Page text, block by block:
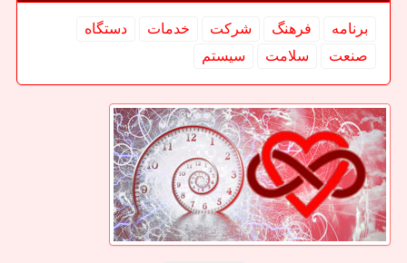
برنامه فرهنگ شركت خدمات
دستگاه
صنعت
سلامت سیستم